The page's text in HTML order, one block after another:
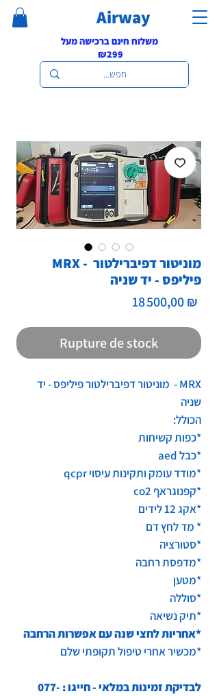
Airway
משלוח חינם ברכישה מעל
₪299
MRX - מוניטור דפיברילטור
פיליפס - יד שניה
18 500,00 ₪
Rupture de stock
MRX - מוניטור דפיברילטור פיליפס - יד
שניה
הכולל:
*כפות קשיחות
*כבל aed
*מודד עומק ותקינות עיסוי qcpr
*קפנוגראף co2
*אקג 12 לידים
* מד לחץ דם
*סטורציה
*מדפסת רחבה
*מטען
*סוללה
*תיק נשיאה
*אחריות לחצי שנה עם אפשרות הרחבה
*מכשיר אחרי טיפול תקופתי שלם
לבדיקת זמינות במלאי - חייגו : 077-